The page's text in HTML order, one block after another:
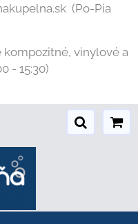
(Po-Pia
kompozitné, vinylové a
- 15:30)